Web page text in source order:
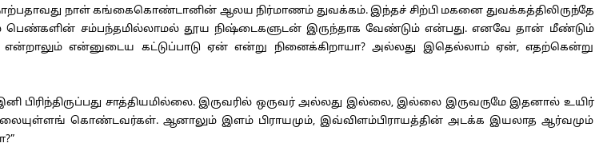
நாள் கங்கைகொண்டானின் ஆலய நிர்மாணம் துவக்கம். இந்தச் சிற்பி மகனை துவக்கத்திலிருந்தே
பெண்களின் சம்பந்தமில்லாமல் தூய நிஷ்டைகளுடன் இருந்தாக வேண்டும் என்பது. எனவே தான் மீண்டும்
என்னுடைய கட்டுப்பாடு ஏன் என்று நினைக்கிறாயா? அல்லது இதெல்லாம் ஏன், எதற்கென்று
பிரிந்திருப்பது சாத்தியமில்லை. இருவரில் ஒருவர் அல்லது இல்லை, இல்லை இருவருமே இதனால் உயிர்
கொண்டவர்கள். ஆனாலும் இளம் பிராயமும், இவ்விளம்பிராயத்தின் அடக்க இயலாத ஆர்வமும்